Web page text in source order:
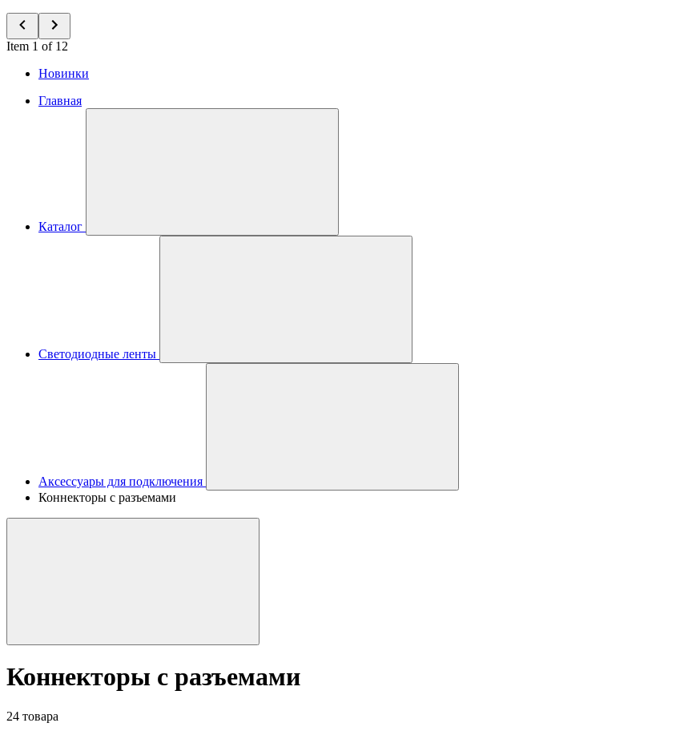
Item 1 of 12
Новинки
Главная
Каталог
Светодиодные ленты
Аксессуары для подключения
Коннекторы с разъемами
Коннекторы с разъемами
24 товара